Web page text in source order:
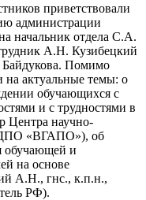
приветствовали
администрации
начальник отдела С.А.
А.Н. Кузибецкий
Помимо
на актуальные темы: о
обучающихся с
и с трудностями в
Центра научно-
ДПО «ВГАПО»), об
обучающей и
на основе
А.Н., гнс., к.п.н.,
РФ).